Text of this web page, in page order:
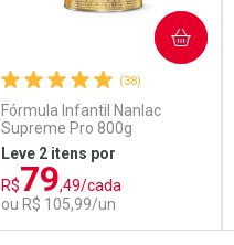
(38)
Fórmula Infantil Nanlac
Supreme Pro 800g
Leve 2 itens por
R$79,49/cada
ou R$ 105,99/un
COMPRAR